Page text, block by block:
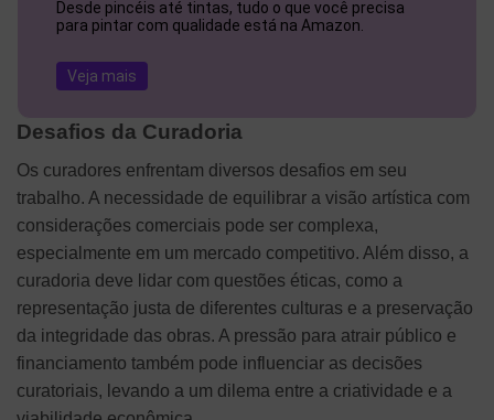
Desde pincéis até tintas, tudo o que você precisa
para pintar com qualidade está na Amazon.
Veja mais
Desafios da Curadoria
Os curadores enfrentam diversos desafios em seu
trabalho. A necessidade de equilibrar a visão artística com
considerações comerciais pode ser complexa,
especialmente em um mercado competitivo. Além disso, a
curadoria deve lidar com questões éticas, como a
representação justa de diferentes culturas e a preservação
da integridade das obras. A pressão para atrair público e
financiamento também pode influenciar as decisões
curatoriais, levando a um dilema entre a criatividade e a